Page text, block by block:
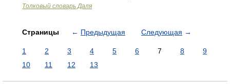
Толковый словарь Даля
Страницы ← Предыдущая Следующая →
1 2 3 4 5 6 7 8
9
10
11 12 13